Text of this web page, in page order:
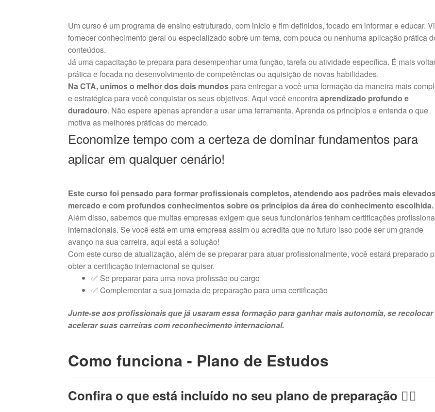
Um curso é um programa de ensino estruturado, com início e fim definidos, focado em informar e educar.
fornecer conhecimento geral ou especializado sobre um tema, com pouca ou nenhuma aplicação prática
conteúdos.
Já uma capacitação te prepara para desempenhar uma função, tarefa ou atividade específica. É mais
prática e focada no desenvolvimento de competências ou aquisição de novas habilidades.
Na CTA, unimos o melhor dos dois mundos para entregar a você uma formação da maneira mais
e estratégica para você conquistar os seus objetivos. Aqui você encontraaprendizado profundo e
duradouro. Não espere apenas aprender a usar uma ferramenta. Aprenda os princípios e entenda o que
motiva as melhores práticas do mercado.
Economize tempo com a certeza de dominar fundamentos para
aplicar em qualquer cenário!
Este curso foi pensado para formar profissionais completos, atendendo aos padrões mais
mercado e com profundos conhecimentos sobre os princípios da área do conhecimento escolhida.
Além disso, sabemos que muitas empresas exigem que seus funcionários tenham certificações
internacionais. Se você está em uma empresa assim ou acredita que no futuro isso pode ser um grande
avanço na sua carreira, aqui está a solução!
Com este curso de atualização, além de se preparar para atuar profissionalmente, você estará preparado
obter a certificação internacional se quiser.
✅ Se preparar para uma nova profissão ou cargo
✅ Complementar a sua jornada de preparação para uma certificação
Junte-se aos profissionais que já usaram essa formação para ganhar mais autonomia, se
acelerar suas carreiras com reconhecimento internacional.
Como funciona - Plano de Estudos
Confira o que está incluído no seu plano de preparação 👇🏻